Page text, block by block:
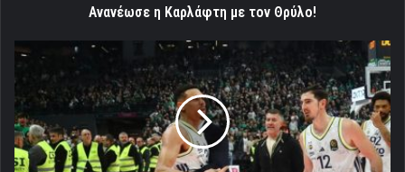
Ανανέωσε η Καρλάφτη με τον Θρύλο!
Μπόλντγουιν:
Ολυμπιακός
είναι
η
μεγαλύτερη
απειλή!»